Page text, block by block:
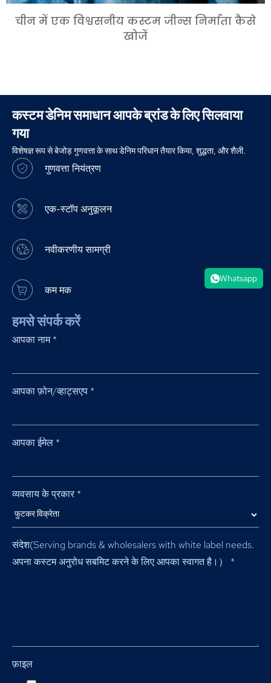
चीन में एक विश्वसनीय कस्टम जीन्स निर्माता कैसे
खोजें
कस्टम डेनिम समाधान आपके ब्रांड के लिए सिलवाया
गया
विशेषज्ञ रूप से बेजोड़ गुणवत्ता के साथ डेनिम परिधान तैयार किया, शुद्धता, और शैली.
गुणवत्ता नियंत्रण
एक-स्टॉप अनुकूलन
नवीकरणीय सामग्री
कम मक
हमसे संपर्क करें
आपका नाम *
आपका फ़ोन/व्हाट्सएप *
आपका ईमेल *
व्यवसाय के प्रकार *
संदेश(Serving brands & wholesalers with white label needs.
अपना कस्टम अनुरोध सबमिट करने के लिए आपका स्वागत है।）
*
फ़ाइल
Whatsapp